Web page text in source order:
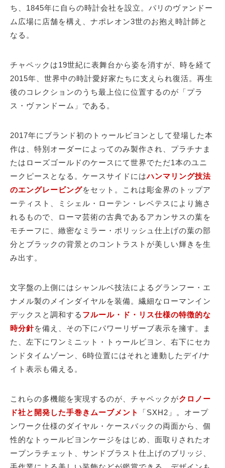
ち、1845年に自らの時計会社を設立。パリのヴァンドー
ム広場に店舗を構え、ナポレオン3世のお抱え時計師と
なる。
チャペックは19世紀に表舞台から姿を消すが、時を経て
2015年、世界中の時計愛好家たちに支えられ復活。再生
後のコレクションのうち最上位に位置するのが「プラ
ス・ヴァンドーム」である。
2017年にブランド初のトゥールビヨンとして登場した本
作は、特別オーダーによってのみ製作され、プラチナま
たはローズゴールドのケースにて世界でただ1本のユニ
ークピースとなる。ケースサイドにはハンマリング技法
のエングレービングをセット。これは彫金界のトップア
ーティスト、ミシェル・ローテン・レベテスにより施さ
れるもので、ローマ芸術の古典であるアカンサスの葉を
モチーフに、緻密なミラー・ポリッシュ仕上げの葉の部
分とブラックの背景とのコントラストが美しい輝きを生
み出す。
文字盤の上側にはシャンルベ技法によるグランフー・エ
ナメル製のメインダイヤルを装備。繊細なローマンイン
デックスと調和する フルール・ド・リス仕様の特徴的な
時分針を備え、その下にパワーリザーブ表示を擁す。ま
た、左下にワンミニット・トゥールビヨン、右下にセカ
ンドタイムゾーン、6時位置にはそれと連動したデイ/ナ
イト表示も備える。
これらの多機能を実現するのが、チャペックがクロノー
ド社と開発した手巻きムーブメント
「SXH2」。オープ
ンワーク仕様のダイヤル・ケースバックの両面から、個
性的なトゥールビヨンケージをはじめ、面取りされたオ
ープンラチェット、サンドブラスト仕上げのブリッジ、